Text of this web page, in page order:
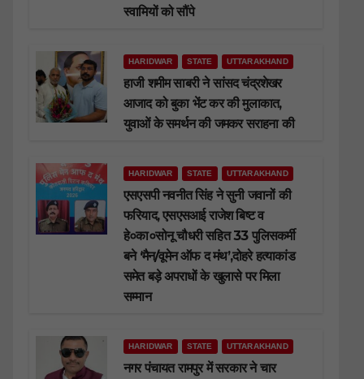
स्वामियों को सौंपे
HARIDWAR STATE UTTARAKHAND
हाजी शमीम साबरी ने सांसद चंद्रशेखर
आजाद को बुका भेंट कर की मुलाकात,
युवाओं के समर्थन की जमकर सराहना की
HARIDWAR STATE UTTARAKHAND
एसएसपी नवनीत सिंह ने सुनी जवानों की
फरियाद, एसएसआई राजेश बिष्ट व
हे०का०सोनू चौधरी सहित 33 पुलिसकर्मी
बने ‘मैन/वूमेन ऑफ द मंथ’,दोहरे हत्याकांड
समेत बड़े अपराधों के खुलासे पर मिला
सम्मान
HARIDWAR STATE UTTARAKHAND
नगर पंचायत रामपुर में सरकार ने चार